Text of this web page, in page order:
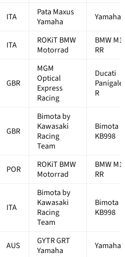
ITA
Pata Maxus
Yamaha
Yamaha
ITA
ROKiT BMW
Motorrad
BMW
RR
GBR
MGM
Optical
Express
Racing
Ducati
Panigale
R
GBR
Bimota by
Kawasaki
Racing
Team
Bimota
KB998
POR
ROKiT BMW
Motorrad
BMW
RR
ITA
Bimota by
Kawasaki
Racing
Team
Bimota
KB998
AUS
GYTR GRT
Yamaha
Yamaha